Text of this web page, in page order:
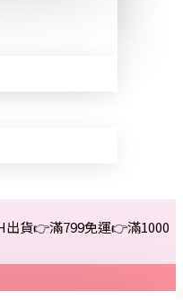
貨👉滿799免運👉滿1000